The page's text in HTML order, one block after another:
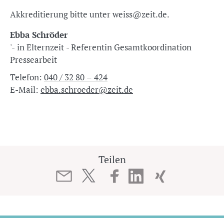
Akkreditierung bitte unter weiss@zeit.de.
Ebba Schröder
'- in Elternzeit - Referentin Gesamtkoordination
Pressearbeit
Telefon: 040 / 32 80 – 424
E-Mail: ebba.schroeder@zeit.de
Teilen